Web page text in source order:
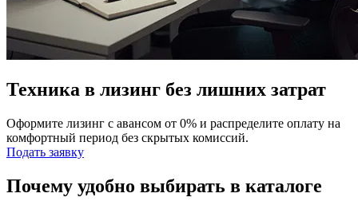
Техника в лизинг без лишних затрат
Оформите лизинг с авансом от 0% и распределите оплату на
комфортный период без скрытых комиссий.
Подать заявку
Почему удобно выбирать в каталоге